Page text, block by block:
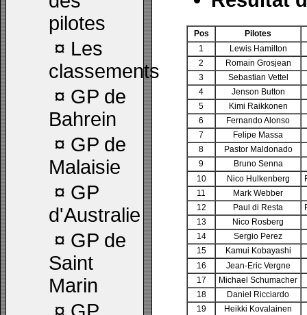
pilotes
¤ Les
classements
¤ GP de
Bahrein
¤ GP de
Malaisie
¤ GP
d'Australie
¤ GP de
Saint
Marin
Pos
Pilotes
1
Lewis Hamilton
2
Romain Grosjean
3
Sebastian Vettel
4
Jenson Button
5
Kimi Raikkonen
6
Fernando Alonso
7
Felipe Massa
8
Pastor Maldonado
9
Bruno Senna
10
Nico Hulkenberg
11
Mark Webber
12
Paul di Resta
13
Nico Rosberg
14
Sergio Perez
15
Kamui Kobayashi
16
Jean-Eric Vergne
17
Michael Schumacher
18
Daniel Ricciardo
19
Heikki Kovalainen